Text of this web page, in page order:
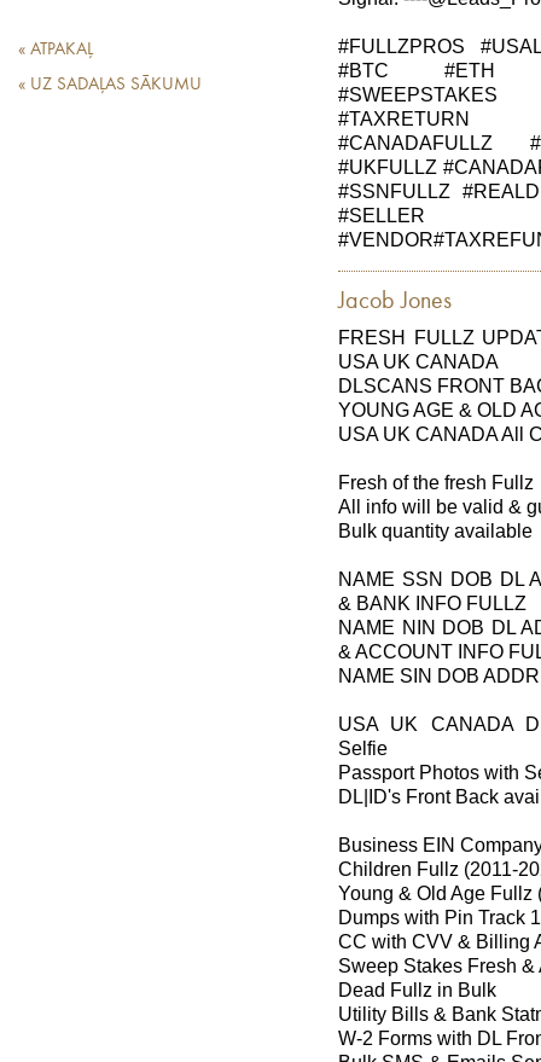
« ATPAKAĻ
« UZ SADAĻAS SĀKUMU
#FULLZPROS
#BTC #ETH
#SWEEPSTAKES
#TAXRETURN
#CANADAFULLZ
#UKFULLZ
#SSNFULLZ
#SELLER
Jacob Jones
FRESH FULLZ
USA UK CANADA
DLSCANS FRONT
YOUNG AGE & OLD
USA UK CANADA All
Fresh of the fresh Fullz
All info will be valid &
Bulk quantity available
NAME SSN DOB DL
& BANK INFO FULLZ
NAME NIN DOB DL
& ACCOUNT INFO
NAME SIN DOB
USA UK CANADA
Selfie
Passport Photos with
DL|ID's Front Back
Business EIN
Children Fullz (2011-
Young & Old Age Fullz
Dumps with Pin Track
CC with CVV & Billing
Sweep Stakes Fresh &
Dead Fullz in Bulk
Utility Bills & Bank
W-2 Forms with DL